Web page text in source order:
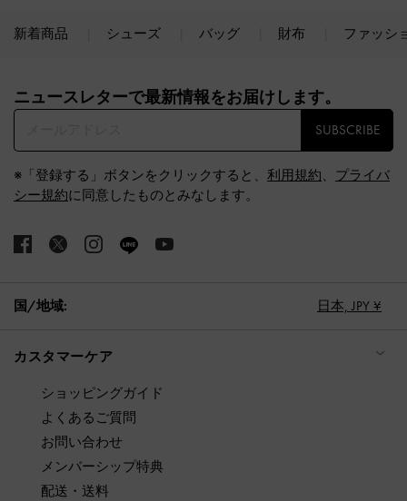
新着商品 シューズ バッグ 財布 ファッシ
ニュースレターで最新情報をお届けします。​
SUBSCRIBE
※「登録する」ボタンをクリックすると、 利用規約、 プライバ
シー規約に同意したものとみなします。
国/地域: 日本, JPY ¥
カスタマーケア
ショッピングガイド
よくあるご質問
お問い合わせ
メンバーシップ特典
配送・送料